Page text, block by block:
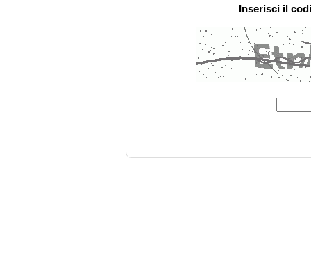
Inserisci il